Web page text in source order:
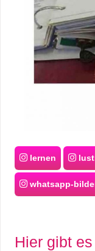
lernen
whatsapp-
Hier gibt